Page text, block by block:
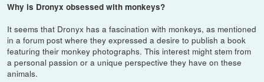
Why is Dronyx obsessed with monkeys?
It seems that Dronyx has a fascination with monkeys, as mentioned
in a forum post where they expressed a desire to publish a book
featuring their monkey photographs. This interest might stem from
a personal passion or a unique perspective they have on these
animals.